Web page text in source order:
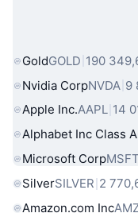
Популярні
GoldGOLD 190
Nvidia CorpNVDA 9
Apple Inc.AAPL 14
Alphabet Inc Class A
Microsoft CorpMSFT
SilverSILVER 2
Amazon.com Inc